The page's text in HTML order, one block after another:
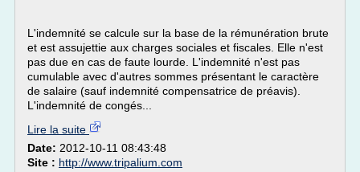
L'indemnité se calcule sur la base de la rémunération brute
et est assujettie aux charges sociales et fiscales. Elle n'est
pas due en cas de faute lourde. L'indemnité n'est pas
cumulable avec d'autres sommes présentant le caractère
de salaire (sauf indemnité compensatrice de préavis).
L'indemnité de congés...
Lire la suite
Date: 2012-10-11 08:43:48
Site : http://www.tripalium.com